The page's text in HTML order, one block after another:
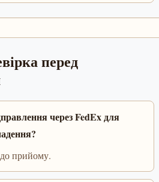
перед
через FedEx для
до прийому.